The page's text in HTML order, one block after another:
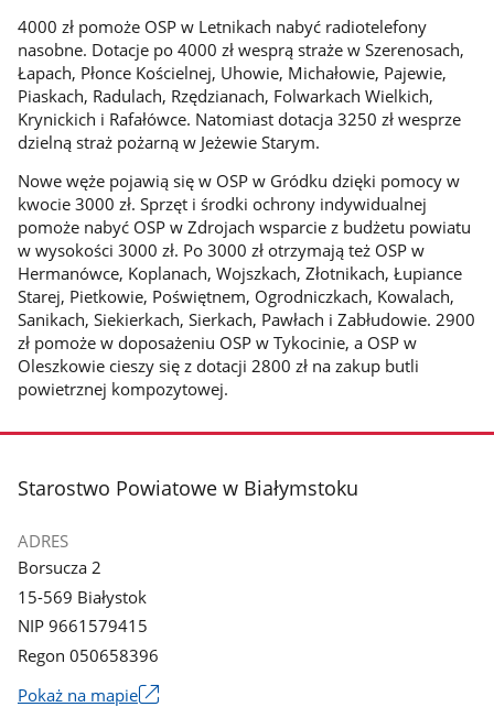
4000 zł pomoże OSP w Letnikach nabyć radiotelefony
nasobne. Dotacje po 4000 zł wesprą straże w Szerenosach,
Łapach, Płonce Kościelnej, Uhowie, Michałowie, Pajewie,
Piaskach, Radulach, Rzędzianach, Folwarkach Wielkich,
Krynickich i Rafałówce. Natomiast dotacja 3250 zł wesprze
dzielną straż pożarną w Jeżewie Starym.
Nowe węże pojawią się w OSP w Gródku dzięki pomocy w
kwocie 3000 zł. Sprzęt i środki ochrony indywidualnej
pomoże nabyć OSP w Zdrojach wsparcie z budżetu powiatu
w wysokości 3000 zł. Po 3000 zł otrzymają też OSP w
Hermanówce, Koplanach, Wojszkach, Złotnikach, Łupiance
Starej, Pietkowie, Poświętnem, Ogrodniczkach, Kowalach,
Sanikach, Siekierkach, Sierkach, Pawłach i Zabłudowie. 2900
zł pomoże w doposażeniu OSP w Tykocinie, a OSP w
Oleszkowie cieszy się z dotacji 2800 zł na zakup butli
powietrznej kompozytowej.
stopka
Starostwo Powiatowe w Białymstoku
ADRES
Borsucza 2
15-569 Białystok
NIP 9661579415
Regon 050658396
Pokaż na mapieLink